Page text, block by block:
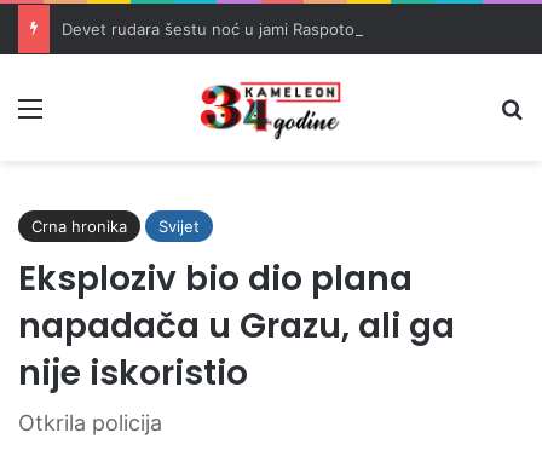
Crna hronika Svijet
Eksploziv bio dio plana
napadača u Grazu, ali ga
nije iskoristio
Otkrila policija